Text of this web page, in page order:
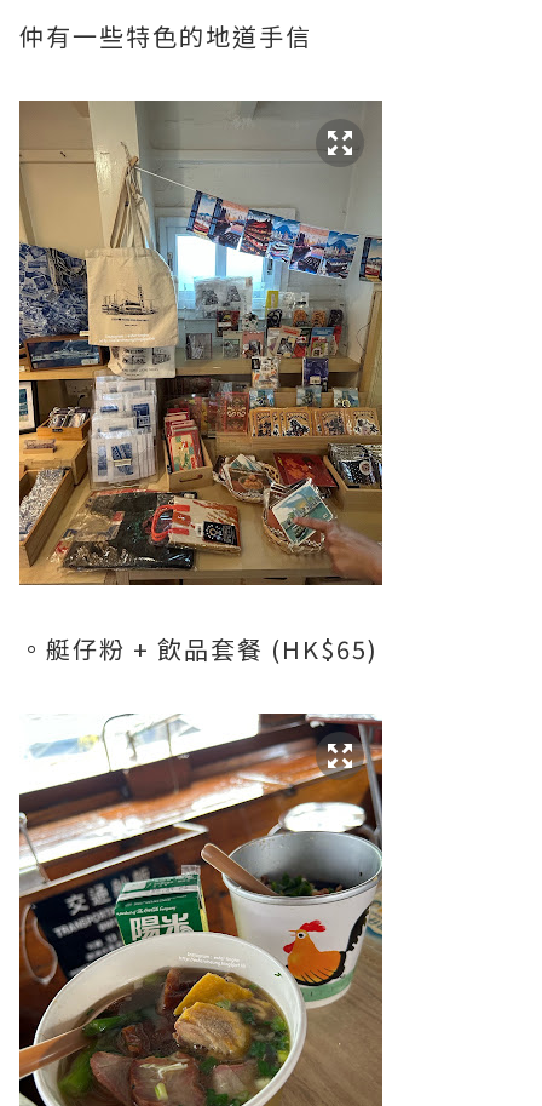
仲有一些特色的地道手信
。艇仔粉 + 飲品套餐 (HK$65)